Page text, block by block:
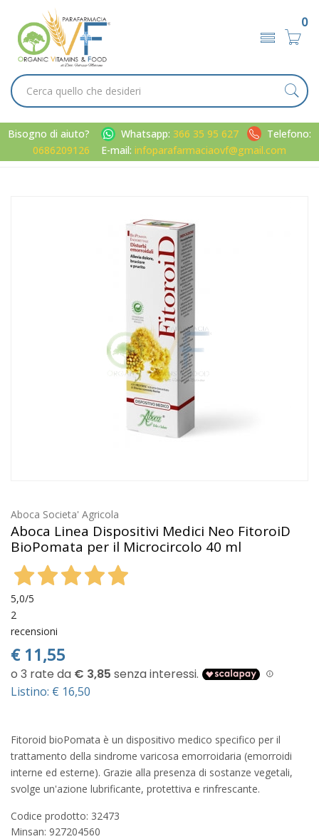
0
Bisogno di aiuto? Whatsapp: 366 35 95 627
Telefono:
0686209126
E-mail: infoparafarmaciaovf@gmail.com
Microcircolo 40 ml
Aboca Societa' Agricola
Aboca Linea Dispositivi Medici Neo FitoroiD
BioPomata per il Microcircolo 40 ml
5,0/5
2
recensioni
€ 11,55
Listino: € 16,50
Fitoroid bioPomata è un dispositivo medico specifico per il
trattamento della sindrome varicosa emorroidaria (emorroidi
interne ed esterne). Grazie alla presenza di sostanze vegetali,
svolge un'azione lubrificante, protettiva e rinfrescante.
Codice prodotto: 32473
Minsan: 927204560